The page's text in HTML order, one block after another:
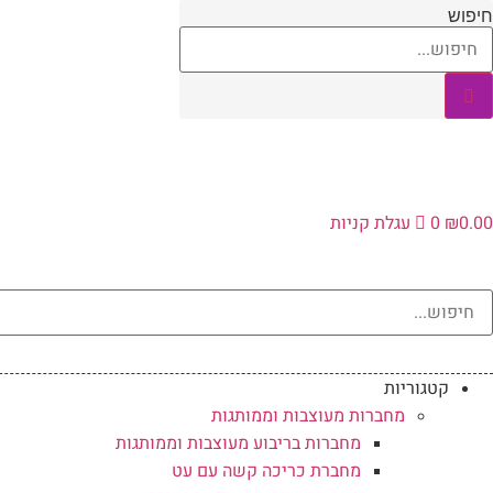
דלג
לתוכן
חיפוש
₪0.00
0 עגלת קניות
קטגוריות
מחברות מעוצבות וממותגות
מחברות בריבוע מעוצבות וממותגות
מחברת כריכה קשה עם עט